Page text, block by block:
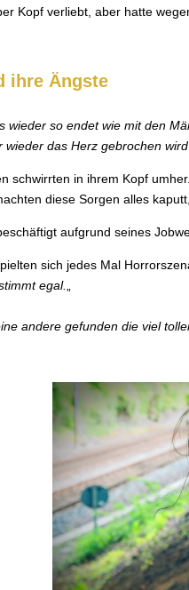
Kopf verliebt, aber hatte
ihre Ängste
wieder so endet wie mit den
wieder das Herz gebrochen
schwirrten in ihrem Kopf umher.
diese Sorgen alles
aufgrund seines
sich jedes Mal
egal.„
andere gefunden die viel